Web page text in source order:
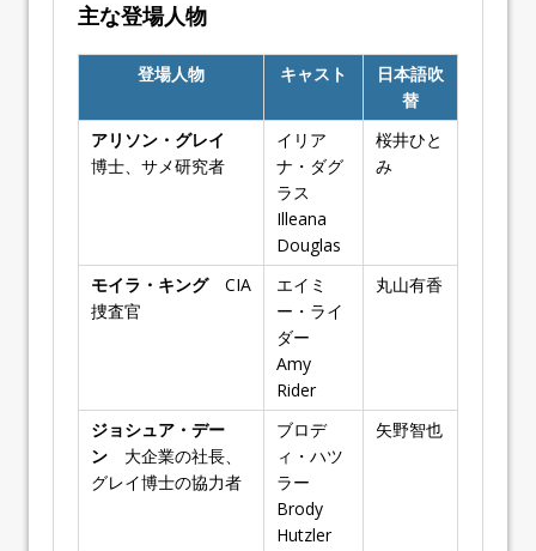
主な登場人物
登場人物 キャスト
日本語吹
替
アリソン・グレイ
博士、サメ研究者
イリア
ナ・ダグ
ラス
Illeana
Douglas
桜井ひと
み
モイラ・キングCIA
捜査官
エイミ
ー・ライ
ダー
Amy
Rider
丸山有香
ジョシュア・デー
ン 大企業の社長、
グレイ博士の協力者
ブロデ
ィ・ハツ
ラー
Brody
Hutzler
矢野智也